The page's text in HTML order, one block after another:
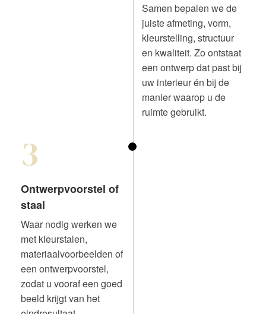
Samen bepalen we de
juiste afmeting, vorm,
kleurstelling, structuur
en kwaliteit. Zo ontstaat
een ontwerp dat past bij
uw interieur én bij de
manier waarop u de
ruimte gebruikt.
3
Ontwerpvoorstel of
staal
Waar nodig werken we
met kleurstalen,
materiaalvoorbeelden of
een ontwerpvoorstel,
zodat u vooraf een goed
beeld krijgt van het